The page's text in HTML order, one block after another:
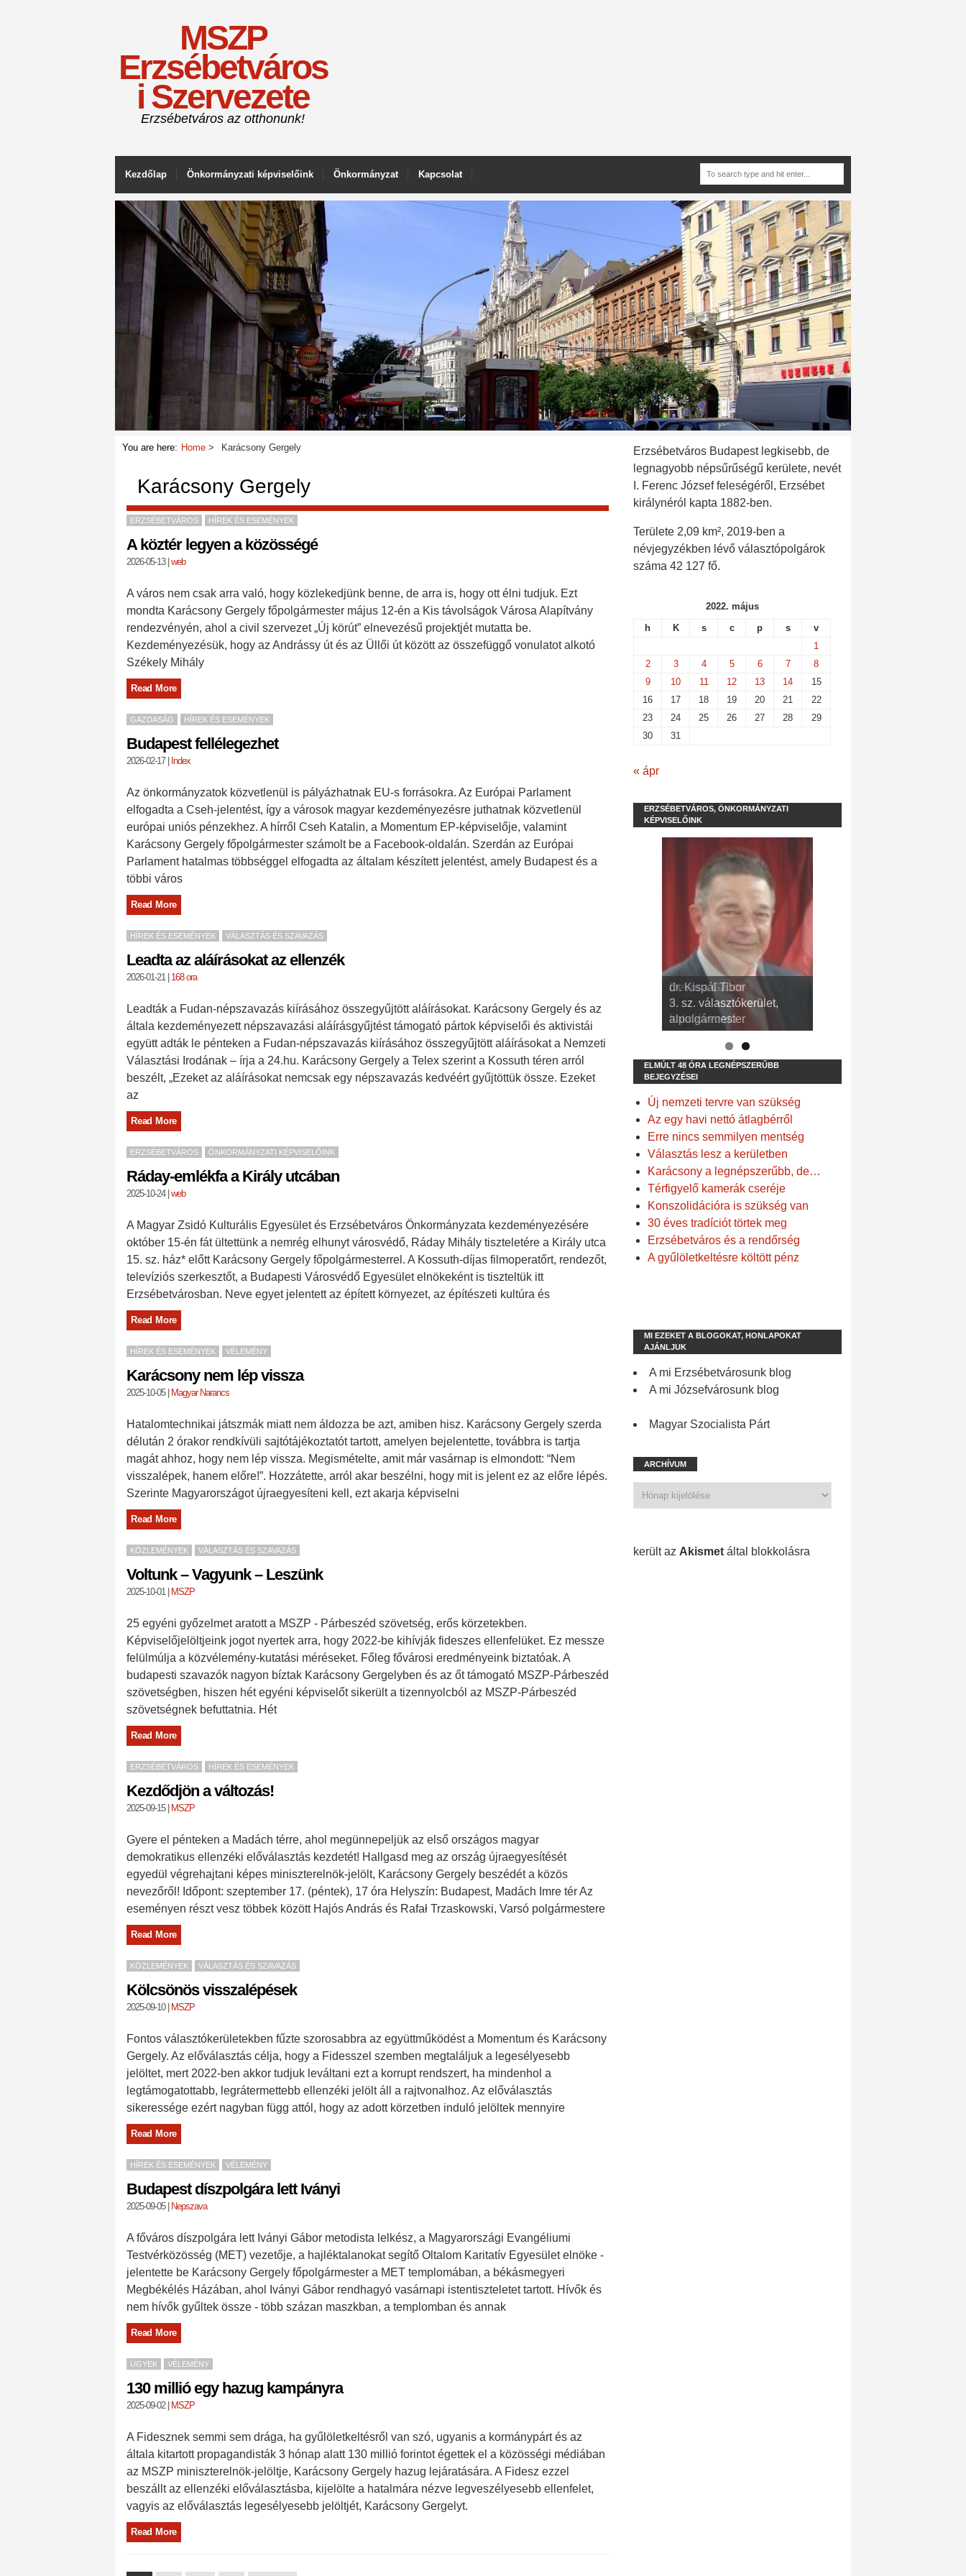
MSZP
Erzsébetváros
i Szervezete
Erzsébetváros az otthonunk!
Kezdőlap Önkormányzati képviselőink Önkormányzat Kapcsolat
You are here: Home Karácsony Gergely
Karácsony Gergely
ERZSÉBETVÁROS HÍREK ÉS ESEMÉNYEK
A köztér legyen a közösségé
2026-05-13| web
A város nem csak arra való, hogy közlekedjünk benne, de arra is, hogy ott élni tudjuk. Ezt
mondta Karácsony Gergely főpolgármester május 12-én a Kis távolságok Városa Alapítvány
rendezvényén, ahol a civil szervezet „Új körút” elnevezésű projektjét mutatta be.
Kezdeményezésük, hogy az Andrássy út és az Üllői út között az összefüggő vonulatot alkotó
Székely Mihály
Read More
GAZDASÁG HÍREK ÉS ESEMÉNYEK
Budapest fellélegezhet
2026-02-17| Index
Az önkormányzatok közvetlenül is pályázhatnak EU-s forrásokra. Az Európai Parlament
elfogadta a Cseh-jelentést, így a városok magyar kezdeményezésre juthatnak közvetlenül
európai uniós pénzekhez. A hírről Cseh Katalin, a Momentum EP-képviselője, valamint
Karácsony Gergely főpolgármester számolt be a Facebook-oldalán. Szerdán az Európai
Parlament hatalmas többséggel elfogadta az általam készített jelentést, amely Budapest és a
többi város
Read More
HÍREK ÉS ESEMÉNYEK VÁLASZTÁS ÉS SZAVAZÁS
Leadta az aláírásokat az ellenzék
2026-01-21| 168 ora
Leadták a Fudan-népszavazás kiírásához összegyűjtött aláírásokat. Karácsony Gergely és az
általa kezdeményezett népszavazási aláírásgyűjtést támogató pártok képviselői és aktivistái
együtt adták le pénteken a Fudan-népszavazás kiírásához összegyűjtött aláírásokat a Nemzeti
Választási Irodának – írja a 24.hu. Karácsony Gergely a Telex szerint a Kossuth téren arról
beszélt, „Ezeket az aláírásokat nemcsak egy népszavazás kedvéért gyűjtöttük össze. Ezeket
az
Read More
ERZSÉBETVÁROS ÖNKORMÁNYZATI KÉPVISELŐINK
Ráday-emlékfa a Király utcában
2025-10-24| web
A Magyar Zsidó Kulturális Egyesület és Erzsébetváros Önkormányzata kezdeményezésére
október 15-én fát ültettünk a nemrég elhunyt városvédő, Ráday Mihály tiszteletére a Király utca
15. sz. ház* előtt Karácsony Gergely főpolgármesterrel. A Kossuth-díjas filmoperatőrt, rendezőt,
televíziós szerkesztőt, a Budapesti Városvédő Egyesület elnökeként is tiszteltük itt
Erzsébetvárosban. Neve egyet jelentett az épített környezet, az építészeti kultúra és
Read More
HÍREK ÉS ESEMÉNYEK VÉLEMÉNY
Karácsony nem lép vissza
2025-10-05| Magyar Narancs
Hatalomtechnikai játszmák miatt nem áldozza be azt, amiben hisz. Karácsony Gergely szerda
délután 2 órakor rendkívüli sajtótájékoztatót tartott, amelyen bejelentette, továbbra is tartja
magát ahhoz, hogy nem lép vissza. Megismételte, amit már vasárnap is elmondott: “Nem
visszalépek, hanem előre!”. Hozzátette, arról akar beszélni, hogy mit is jelent ez az előre lépés.
Szerinte Magyarországot újraegyesíteni kell, ezt akarja képviselni
Read More
KÖZLEMÉNYEK VÁLASZTÁS ÉS SZAVAZÁS
Voltunk – Vagyunk – Leszünk
2025-10-01| MSZP
25 egyéni győzelmet aratott a MSZP - Párbeszéd szövetség, erős körzetekben.
Képviselőjelöltjeink jogot nyertek arra, hogy 2022-be kihívják fideszes ellenfelüket. Ez messze
felülmúlja a közvélemény-kutatási méréseket. Főleg fővárosi eredményeink biztatóak. A
budapesti szavazók nagyon bíztak Karácsony Gergelyben és az őt támogató MSZP-Párbeszéd
szövetségben, hiszen hét egyéni képviselőt sikerült a tizennyolcból az MSZP-Párbeszéd
szövetségnek befuttatnia. Hét
Read More
ERZSÉBETVÁROS HÍREK ÉS ESEMÉNYEK
Kezdődjön a változás!
2025-09-15| MSZP
Gyere el pénteken a Madách térre, ahol megünnepeljük az első országos magyar
demokratikus ellenzéki előválasztás kezdetét! Hallgasd meg az ország újraegyesítését
egyedül végrehajtani képes miniszterelnök-jelölt, Karácsony Gergely beszédét a közös
nevezőről! Időpont: szeptember 17. (péntek), 17 óra Helyszín: Budapest, Madách Imre tér Az
eseményen részt vesz többek között Hajós András és Rafał Trzaskowski, Varsó polgármestere
Read More
KÖZLEMÉNYEK VÁLASZTÁS ÉS SZAVAZÁS
Kölcsönös visszalépések
2025-09-10| MSZP
Fontos választókerületekben fűzte szorosabbra az együttműködést a Momentum és Karácsony
Gergely. Az előválasztás célja, hogy a Fidesszel szemben megtaláljuk a legesélyesebb
jelöltet, mert 2022-ben akkor tudjuk leváltani ezt a korrupt rendszert, ha mindenhol a
legtámogatottabb, legrátermettebb ellenzéki jelölt áll a rajtvonalhoz. Az előválasztás
sikeressége ezért nagyban függ attól, hogy az adott körzetben induló jelöltek mennyire
Read More
HÍREK ÉS ESEMÉNYEK VÉLEMÉNY
Budapest díszpolgára lett Iványi
2025-09-05| Nepszava
A főváros díszpolgára lett Iványi Gábor metodista lelkész, a Magyarországi Evangéliumi
Testvérközösség (MET) vezetője, a hajléktalanokat segítő Oltalom Karitatív Egyesület elnöke -
jelentette be Karácsony Gergely főpolgármester a MET templomában, a békásmegyeri
Megbékélés Házában, ahol Iványi Gábor rendhagyó vasárnapi istentiszteletet tartott. Hívők és
nem hívők gyűltek össze - több százan maszkban, a templomban és annak
Read More
ÜGYEK VÉLEMÉNY
130 millió egy hazug kampányra
2025-09-02| MSZP
A Fidesznek semmi sem drága, ha gyűlöletkeltésről van szó, ugyanis a kormánypárt és az
általa kitartott propagandisták 3 hónap alatt 130 millió forintot égettek el a közösségi médiában
az MSZP miniszterelnök-jelöltje, Karácsony Gergely hazug lejáratására. A Fidesz ezzel
beszállt az ellenzéki előválasztásba, kijelölte a hatalmára nézve legveszélyesebb ellenfelet,
vagyis az előválasztás legesélyesebb jelöltjét, Karácsony Gergelyt.
Read More
Erzsébetváros Budapest legkisebb, de
legnagyobb népsűrűségű kerülete, nevét
I. Ferenc József feleségéről, Erzsébet
királynéról kapta 1882-ben.
Területe 2,09 km², 2019-ben a
névjegyzékben lévő választópolgárok
száma 42 127 fő.
2022. május
h
K s c p s
v
1
2
3 4 5 6 7
8
9
10 11 12 13 14
15
16
17 18 19 20 21
22
23
24 25 26 27 28
29
30
31
« ápr
ERZSÉBETVÁROS, ÖNKORMÁNYZATI
KÉPVISELŐINK
dr. Kispál Tibor
3. sz. választókerület,
alpolgármester
Devosa Gábor
9. sz. választókerület,
frakcióvezető
ELMÚLT 48 ÓRA LEGNÉPSZERŰBB
BEJEGYZÉSEI
Új nemzeti tervre van szükség
Az egy havi nettó átlagbérről
Erre nincs semmilyen mentség
Választás lesz a kerületben
Karácsony a legnépszerűbb, de…
Térfigyelő kamerák cseréje
Konszolidációra is szükség van
30 éves tradíciót törtek meg
Erzsébetváros és a rendőrség
A gyűlöletkeltésre költött pénz
MI EZEKET A BLOGOKAT, HONLAPOKAT
AJÁNLJUK
A mi Erzsébetvárosunk blog
A mi Józsefvárosunk blog
Magyar Szocialista Párt
ARCHÍVUM
került az Akismet által blokkolásra